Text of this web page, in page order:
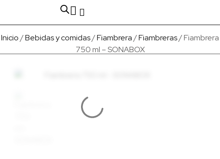
Inicio/Bebidas y comidas/Fiambrera/Fiambreras/ Fiambrera
750 ml – SONABOX